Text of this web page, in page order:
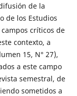
de la
de los Estudios
críticos de
contexto, a
15, N° 27),
a este campo
semestral, de
sometidos a